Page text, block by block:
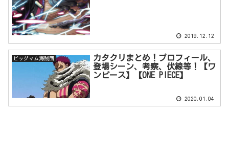
2019.12.12
ビッグマム海賊団
カタクリまとめ！プロフィール、
登場シーン、考察、伏線等！【ワ
ンピース】【ONE PIECE】
2020.01.04